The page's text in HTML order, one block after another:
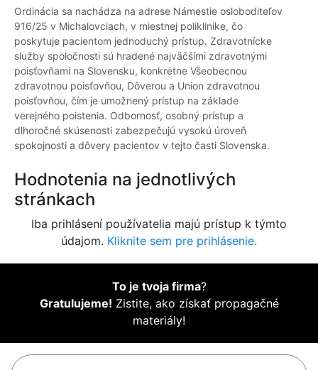
Ordinácia sa nachádza na adrese Námestie osloboditeľov
916/25 v Michalovciach, v miestnej poliklinike, čo
poskytuje pacientom jednoduchý prístup. Zdravotnícke
služby spoločnosti sú hradené najväčšími zdravotnými
poisťovňami na Slovensku, konkrétne Všeobecnou
zdravotnou poisťovňou, Dôverou a Union zdravotnou
poisťovňou, čím je umožnený prístup na základe
verejného poistenia. Odbornosť, osobný prístup a
dlhoročné skúsenosti zabezpečujú vysokú úroveň
spokojnosti a dôvery pacientov v tejto časti Slovenska.
Hodnotenia na jednotlivých
stránkach
Iba prihlásení používatelia majú prístup k týmto
údajom. Kliknite sem pre prihlásenie.
To je tvoja firma?
Gratulujeme! Zistite, ako získať propagačné
materiály!